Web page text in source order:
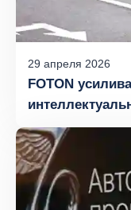
29 апреля 2026
FOTON